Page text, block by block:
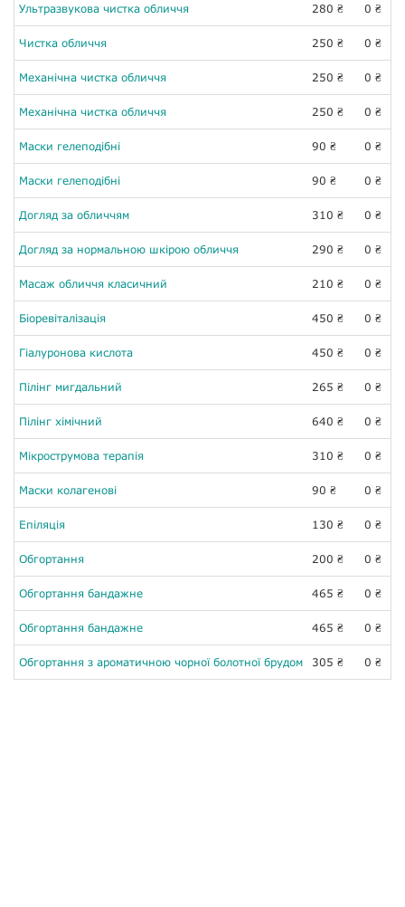
Ультразвукова чистка обличчя 280 ₴ 0 ₴
Чистка обличчя 250 ₴ 0 ₴
Механічна чистка обличчя 250 ₴ 0 ₴
Механічна чистка обличчя 250 ₴ 0 ₴
Маски гелеподібні 90 ₴ 0 ₴
Маски гелеподібні 90 ₴ 0 ₴
Догляд за обличчям 310 ₴ 0 ₴
Догляд за нормальною шкірою обличчя 290 ₴ 0 ₴
Масаж обличчя класичний 210 ₴ 0 ₴
Біоревіталізація 450 ₴ 0 ₴
Гіалуронова кислота 450 ₴ 0 ₴
Пілінг мигдальний 265 ₴ 0 ₴
Пілінг хімічний 640 ₴ 0 ₴
Мікрострумова терапія 310 ₴ 0 ₴
Маски колагенові 90 ₴ 0 ₴
Епіляція 130 ₴ 0 ₴
Обгортання 200 ₴ 0 ₴
Обгортання бандажне 465 ₴ 0 ₴
Обгортання бандажне 465 ₴ 0 ₴
Обгортання з ароматичною чорної болотної брудом 305 ₴ 0 ₴